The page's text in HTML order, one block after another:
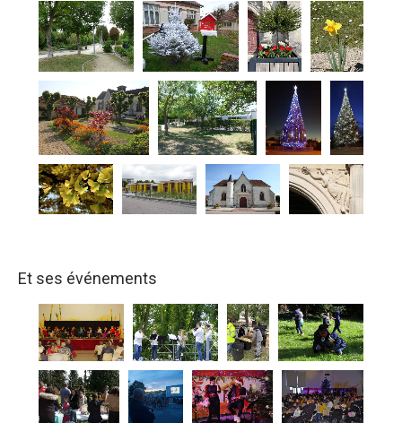
Et ses événements